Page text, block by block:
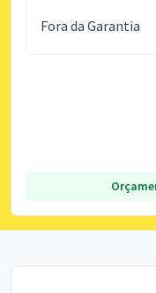
Fora da Garantia